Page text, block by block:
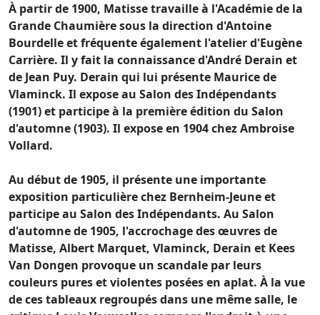
À partir de 1900, Matisse travaille à l'Académie de la
Grande Chaumière sous la direction d'Antoine
Bourdelle et fréquente également l'atelier d'Eugène
Carrière. Il y fait la connaissance d'André Derain et
de Jean Puy. Derain qui lui présente Maurice de
Vlaminck. Il expose au Salon des Indépendants
(1901) et participe à la première édition du Salon
d'automne (1903). Il expose en 1904 chez Ambroise
Vollard.
Au début de 1905, il présente une importante
exposition particulière chez Bernheim-Jeune et
participe au Salon des Indépendants. Au Salon
d'automne de 1905, l'accrochage des œuvres de
Matisse, Albert Marquet, Vlaminck, Derain et Kees
Van Dongen provoque un scandale par leurs
couleurs pures et violentes posées en aplat. À la vue
de ces tableaux regroupés dans une même salle, le